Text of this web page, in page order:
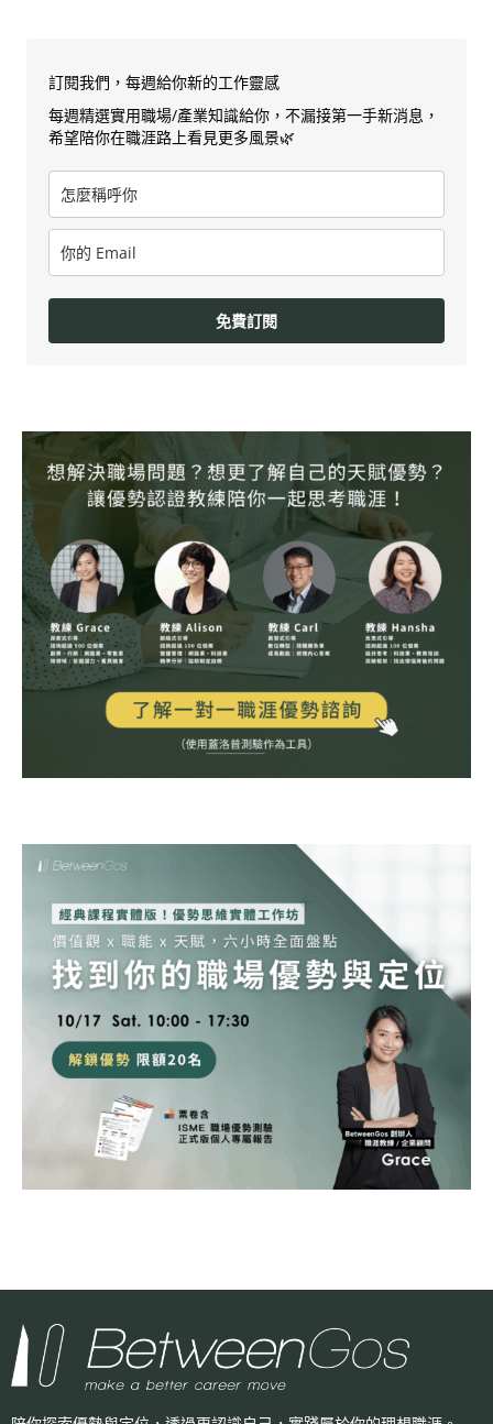
訂閱我們，每週給你新的工作靈感
每週精選實用職場/產業知識給你，不漏接第一手新消息，
希望陪你在職涯路上看見更多風景🌿
免費訂閱